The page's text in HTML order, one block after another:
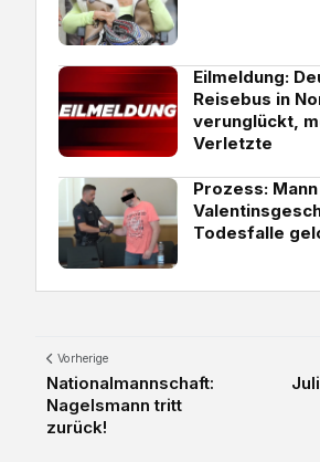
Eilmeldung:
Reisebus in
verunglückt,
Verletzte
Prozess:
Todesfalle
Vorherige
Nationalmannschaft:
Nagelsmann tritt
zurück!